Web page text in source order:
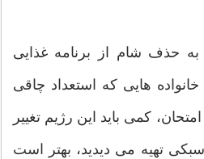
به حذف شام از برنامه غذایی
هایی كه استعداد چاقی
كمی باید این رژیم تغییر
تهیه می دیدید، بهتر است